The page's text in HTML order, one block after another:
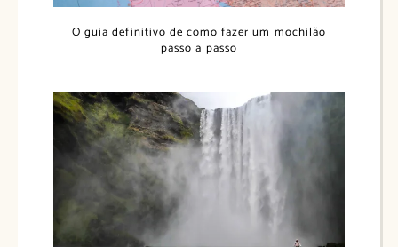
O guia definitivo de como fazer um mochilão
passo a passo